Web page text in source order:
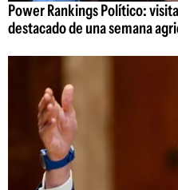
Power Rankings Político:
destacado de una semana